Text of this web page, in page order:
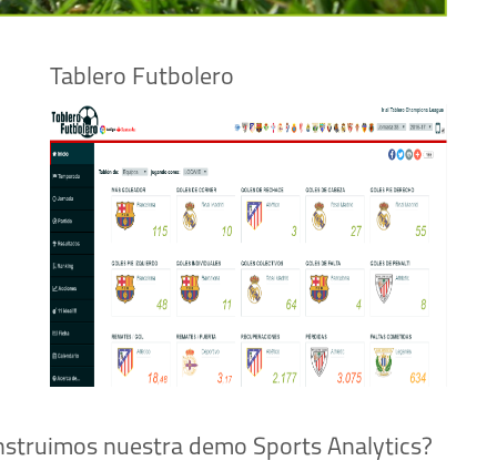
Tablero Futbolero
nuestra demo Sports Analytics?